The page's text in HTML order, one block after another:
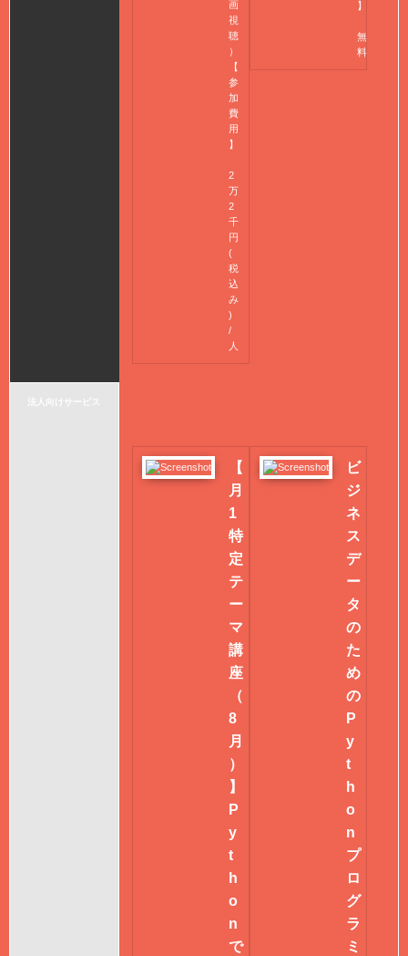
法人向けサービス
画
視
聴
）
【
参
加
費
用
】
2
万
2
千
円
(
税
込
み
)
/
人
】
無
料
【
月
1
特
定
テ
ー
マ
講
座
（
8
月
）
】
P
y
t
h
o
n
で
ビ
ジ
ネ
ス
デ
ー
タ
の
た
め
の
P
y
t
h
o
n
プ
ロ
グ
ラ
ミ